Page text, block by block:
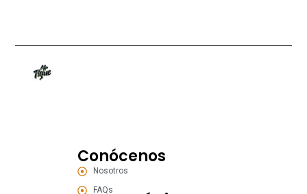
Conócenos
Nosotros
FAQs